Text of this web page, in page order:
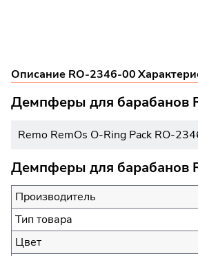
Описание RO-2346-00
Демпферы для барабанов
Remo RemOs O-Ring Pack RO-
Демпферы для барабанов
Производитель
Тип товара
Цвет